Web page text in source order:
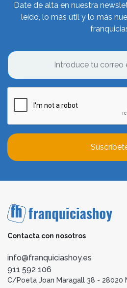
Date de alta en nuestra
leído, lo más útil y lo más
Contacta con nosotros
info@franquiciashoy.es
911 592 106
C/Poeta Joan Maragall 38 - 28020